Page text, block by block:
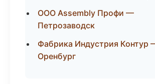
ООО Assembly Профи —
Петрозаводск
Фабрика Индустрия Контур
Оренбург